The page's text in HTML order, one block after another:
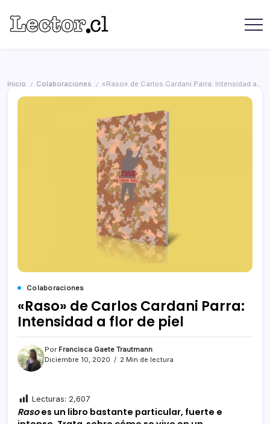
contenido
de
editoriales
Chilena
Inicio / Colaboraciones / «Raso» de Carlos Cardani Parra: Intensidad a flor de piel
Colaboraciones
«Raso» de Carlos Cardani Parra:
Intensidad a flor de piel
Por Francisca Gaete Trautmann
Diciembre 10, 2020
2 Min de lectura
Lecturas: 2,607
Rasoes un libro bastante particular, fuerte e